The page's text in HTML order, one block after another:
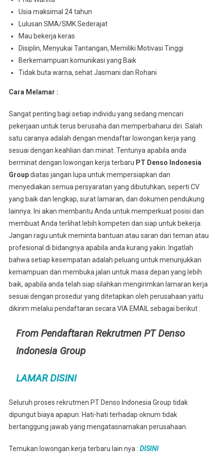
Usia maksimal 24 tahun
Lulusan SMA/SMK Sederajat
Mau bekerja keras
Disiplin, Menyukai Tantangan, Memiliki Motivasi Tinggi
Berkemampuan komunikasi yang Baik
Tidak buta warna, sehat Jasmani dan Rohani
Cara Melamar :
Sangat penting bagi setiap individu yang sedang mencari
pekerjaan untuk terus berusaha dan memperbaharui diri. Salah
satu caranya adalah dengan mendaftar lowongan kerja yang
sesuai dengan keahlian dan minat. Tentunya apabila anda
berminat dengan lowongan kerja terbaru PT Denso Indonesia
Groupdiatas jangan lupa untuk mempersiapkan dan
menyediakan semua persyaratan yang dibutuhkan, seperti CV
yang baik dan lengkap, surat lamaran, dan dokumen pendukung
lainnya. Ini akan membantu Anda untuk memperkuat posisi dan
membuat Anda terlihat lebih kompeten dan siap untuk bekerja.
Jangan ragu untuk meminta bantuan atau saran dari teman atau
profesional di bidangnya apabila anda kurang yakin. Ingatlah
bahwa setiap kesempatan adalah peluang untuk menunjukkan
kemampuan dan membuka jalan untuk masa depan yang lebih
baik, apabila anda telah siap silahkan mengirimkan lamaran kerja
sesuai dengan prosedur yang ditetapkan oleh perusahaan yaitu
dikirim melalui pendaftaran secara VIA EMAIL sebagai berikut :
From Pendaftaran Rekrutmen PT Denso
Indonesia Group
LAMAR DISINI
Seluruh proses rekrutmen PT Denso Indonesia Group tidak
dipungut biaya apapun. Hati-hati terhadap oknum tidak
bertanggung jawab yang mengatasnamakan perusahaan.
Temukan lowongan kerja terbaru lain nya : DISINI